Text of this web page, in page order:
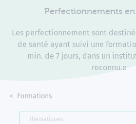
Perfectionnements
Les perfectionnement sont
de santé ayant suivi une
min. de 7 jours, dans un
reconnu.e
Accueil
Formations
Thématiques